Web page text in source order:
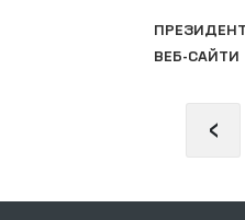
ВЕБ-САЙТИ
‹